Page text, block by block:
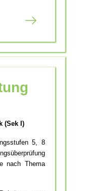
(Sek I)
5, 8
nach Thema